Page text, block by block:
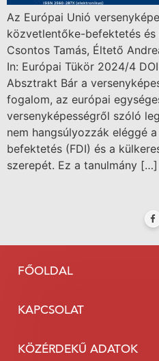
Az Európai Unió
közvetlentőke-befektetés és
Csontos Tamás, Éltető
In: Európai Tükör 2024/4
Absztrakt Bár a
fogalom, az európai
versenyképességről szóló
nem hangsúlyozzák eléggé
befektetés (FDI) és a
szerepét. Ez a tanulmány […]
FŐOLDAL
KAPCSOLAT
KÖZÉRDEKŰ ADATOK